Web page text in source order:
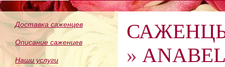
ПИТОМНИКА
Доставка саженцев
Описание саженцев
Наши услуги
»